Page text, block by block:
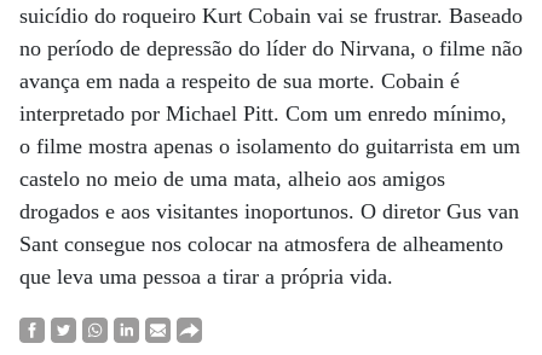
suicídio do roqueiro Kurt Cobain vai se frustrar. Baseado
no período de depressão do líder do Nirvana, o filme não
avança em nada a respeito de sua morte. Cobain é
interpretado por Michael Pitt. Com um enredo mínimo,
o filme mostra apenas o isolamento do guitarrista em um
castelo no meio de uma mata, alheio aos amigos
drogados e aos visitantes inoportunos. O diretor Gus van
Sant consegue nos colocar na atmosfera de alheamento
que leva uma pessoa a tirar a própria vida.